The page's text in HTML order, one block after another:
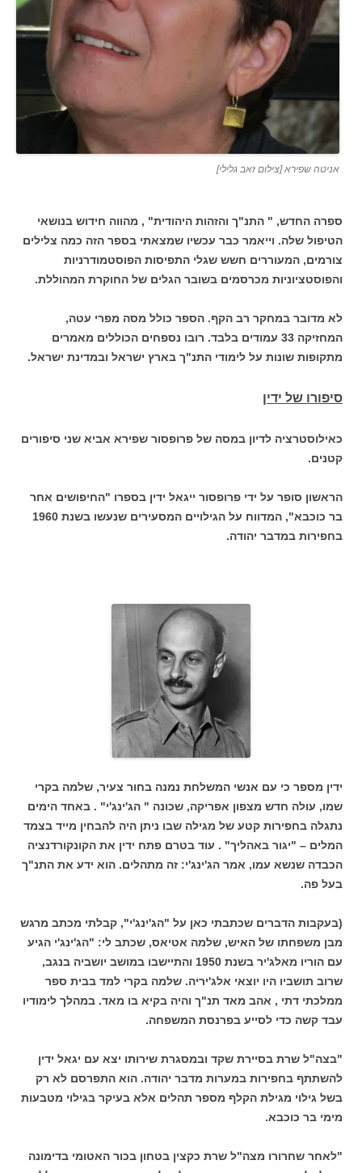
אניטה שפירא [צילום זאב גלילי]
ספרה החדש, " התנ"ך והזהות היהודית" , מהווה חידוש בנושאי
הטיפול שלה. וייאמר כבר עכשיו שמצאתי בספר הזה כמה צלילים
צורמים, המעוררים חשש שגלי התפיסות הפוסטמודרניות
והפוסטציוניות מכרסמים בשובר הגלים של החוקרת המהוללת.
לא מדובר במחקר רב הקף. הספר כולל מסה מפרי עטה,
המחזיקה 33 עמודים בלבד. רובו נספחים הכוללים מאמרים
מתקופות שונות על לימודי התנ"ך בארץ ישראל ובמדינת ישראל.
סיפורו של ידין
כאילוסטרציה לדיון במסה של פרופסור שפירא אביא שני סיפורים
קטנים.
הראשון סופר על ידי פרופסור ייגאל ידין בספרו "החיפושים אחר
בר כוכבא", המדווח על הגילויים המסעירים שנעשו בשנת 1960
בחפירות במדבר יהודה.
ידין מספר כי עם אנשי המשלחת נמנה בחור צעיר, שלמה בקרי
שמו, עולה חדש מצפון אפריקה, שכונה " הג'ינג'י" . באחד הימים
נתגלה בחפירות קטע של מגילה שבו ניתן היה להבחין מייד בצמד
המלים – "יגור באהליך" . עוד בטרם פתח ידין את הקונקורדנציה
הכבדה שנשא עמו, אמר הג'ינג'י: זה מתהלים. הוא ידע את התנ"ך
בעל פה.
(בעקבות הדברים שכתבתי כאן על "הג'ינג'י", קבלתי מכתב מרגש
מבן משפחתו של האיש, שלמה אטיאס, שכתב לי: "הג'ינג'י הגיע
עם הוריו מאלג'יר בשנת 1950 והתיישבו במושב יושביה בנגב,
שרוב תושביו היו יוצאי אלג'יריה. שלמה בקרי למד בבית ספר
ממלכתי דתי , אהב מאד תנ"ך והיה בקיא בו מאד. במהלך לימודיו
עבד קשה כדי לסייע בפרנסת המשפחה.
"בצה"ל שרת בסיירת שקד ובמסגרת שירותו יצא עם יגאל ידין
להשתתף בחפירות במערות מדבר יהודה. הוא התפרסם לא רק
בשל גילוי מגילת הקלף מספר תהלים אלא בעיקר בגילוי מטבעות
מימי בר כוכבא.
"לאחר שחרורו מצה"ל שרת כקצין בטחון בכור האטומי בדימונה